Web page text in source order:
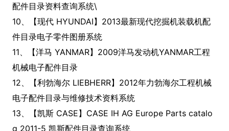
配件目录资料查询系统\
10、【现代 HYUNDAI】2013最新现代挖掘机装载机配
件目录电子零件图册系统
11、【洋马 YANMAR】2009洋马发动机YANMAR工程
机械电子配件目录
12、【利勃海尔 LIEBHERR】2012年力勃海尔工程机械
电子配件目录与维修技术资料系统
13、【凯斯 CASE】CASE IH AG Europe Parts catalo
g 2011-5 凯斯配件目录查询系统